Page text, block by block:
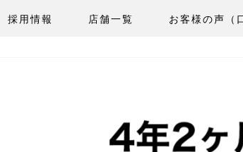
採用情報 店舗一覧 お客様の声（